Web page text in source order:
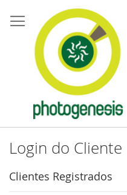
para
o
conteúdo
Login do Cliente
Clientes Registrados